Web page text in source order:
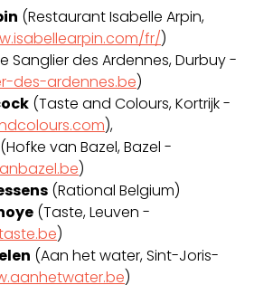
(Restaurant Isabelle Arpin,
fr/)
Sanglier des Ardennes, Durbuy -
des-ardennes.be)
(Taste and Colours, Kortrijk -
),
(Hofke van Bazel, Bazel -
)
(Rational Belgium)
(Taste, Leuven -
)
(Aan het water, Sint-Joris-
)